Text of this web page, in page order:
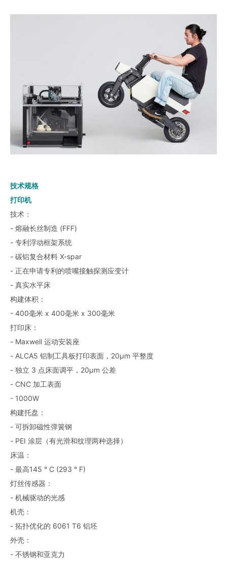
技术规格
打印机
技术：
- 熔融长丝制造 (FFF)
- 专利浮动框架系统
- 碳铝复合材料 X-spar
- 正在申请专利的喷嘴接触探测应变计
- 真实水平床
构建体积：
- 400毫米 x 400毫米 x 300毫米
打印床：
- Maxwell 运动安装座
- ALCA5 铝制工具板打印表面，20µm 平整度
- 独立 3 点床面调平，20µm 公差
- CNC 加工表面
- 1000W
构建托盘：
- 可拆卸磁性弹簧钢
- PEI 涂层（有光滑和纹理两种选择）
床温：
- 最高145 ° C (293 ° F)
灯丝传感器：
- 机械驱动的光感
机壳：
- 拓扑优化的 6061 T6 铝坯
外壳：
- 不锈钢和亚克力